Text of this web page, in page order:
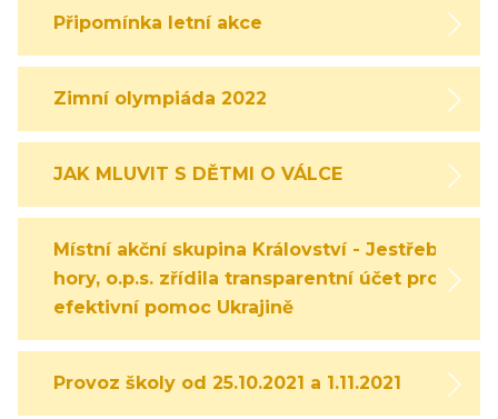
Připomínka letní akce
Zimní olympiáda 2022
JAK MLUVIT S DĚTMI O VÁLCE
Místní akční skupina Království - Jestřebí
hory, o.p.s. zřídila transparentní účet pro
efektivní pomoc Ukrajině
Provoz školy od 25.10.2021 a 1.11.2021